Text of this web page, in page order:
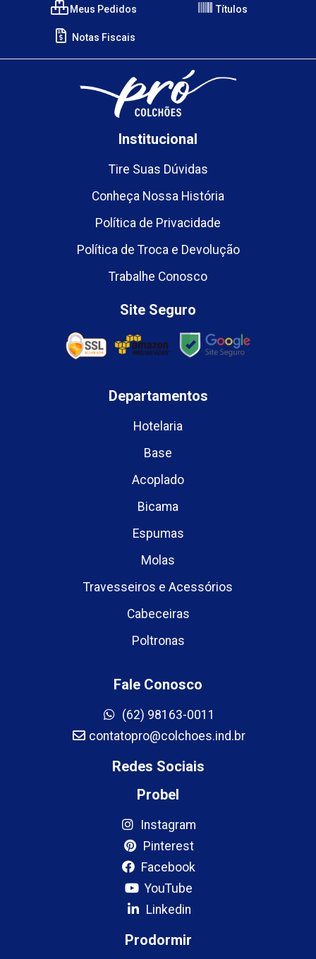
Meus Pedidos Títulos
Notas Fiscais
Institucional
Tire Suas Dúvidas
Conheça Nossa História
Política de Privacidade
Política de Troca e Devolução
Trabalhe Conosco
Site Seguro
Departamentos
Hotelaria
Base
Acoplado
Bicama
Espumas
Molas
Travesseiros e Acessórios
Cabeceiras
Poltronas
Fale Conosco
(62) 98163-0011
contatopro@colchoes.ind.br
Redes Sociais
Probel
Instagram
Pinterest
Facebook
YouTube
Linkedin
Prodormir